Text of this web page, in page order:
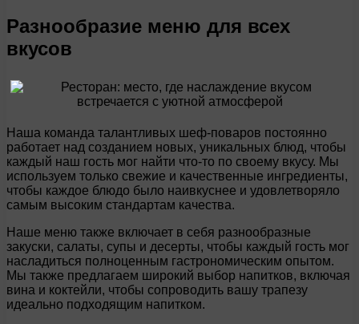
Разнообразие меню для всех
вкусов
Наша команда талантливых шеф-поваров постоянно
работает над созданием новых, уникальных блюд, чтобы
каждый наш гость мог найти что-то по своему вкусу. Мы
используем только свежие и качественные ингредиенты,
чтобы каждое блюдо было наивкуснее и удовлетворяло
самым высоким стандартам качества.
Наше меню также включает в себя разнообразные
закуски, салаты, супы и десерты, чтобы каждый гость мог
насладиться полноценным гастрономическим опытом.
Мы также предлагаем широкий выбор напитков, включая
вина и коктейли, чтобы сопроводить вашу трапезу
идеально подходящим напитком.